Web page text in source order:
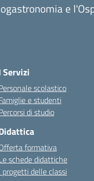
e
Servizi
scolastico
e studenti
di studio
formativa
schede didattiche
progetti delle classi